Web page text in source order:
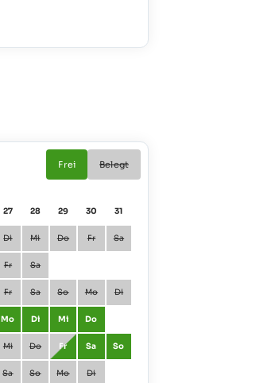
Frei Belegt
27 28 29 30 31
Di Mi Do Fr Sa
Fr Sa
Fr Sa So Mo Di
Mo Di Mi Do
Mi Do Fr Sa So
Sa So Mo Di